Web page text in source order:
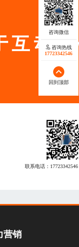
服务
互动
联系电话： 17723342546
咨询热线
17723342546
回到顶部
营销